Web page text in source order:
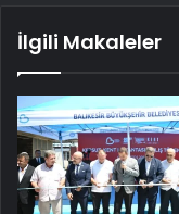
İlgili Makaleler